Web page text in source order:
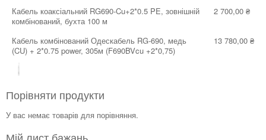
нульові потенціали підключених пристроїв, знижує
втрати е/м енергії і захищає сигнал від перешкод і
наведень, які усуваються через ланцюг заземлення.
Біла зовнішня захисна оболонка з ПВХ оберігає
вулиці.
На замітку:для підключення телевізійного коаксіального
кабелю до обладнання використовуються електричні
Кабель коаксіальний RG690-Cu+2*0.5 PE, зовнішній
комбінований, бухта 100 м
2 700,00 ₴
Кабель комбінований Одескабель RG-690, медь
(CU) + 2*0.75 power, 305м (F690BVcu +2*0,75)
13 780,00 ₴
Порівняти продукти
У вас немає товарів для порівняння.